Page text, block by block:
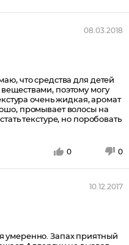
08.03.2018
что средства для детей
поэтому могу
очень жидкая, аромат
промывает волосы на
текстуре, но поробовать
0 0
10.12.2017
умеренно. Запах приятный